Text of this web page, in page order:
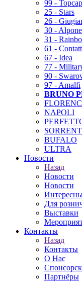
99 -
25 - Stars
26 -
30 - Alpone
31 -
61 -
67 - Idea
77 -
90 -
97 - Amalfi
BRUNO
NAPOLI
BUFALO
ULTRA
Новости
Назад
Новости
Новости
Для
Выставки
Контакты
Назад
Контакты
О Нас
Партнёры